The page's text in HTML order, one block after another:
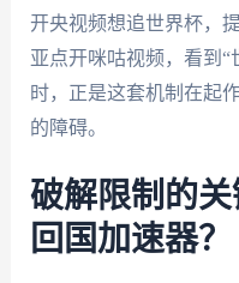
开央视频想追世界杯，
亚点开咪咕视频，看到
时，正是这套机制在起
的障碍。
破解限制的
回国加速器？